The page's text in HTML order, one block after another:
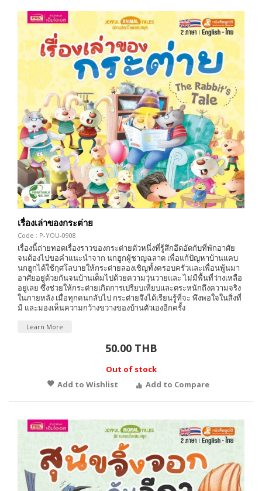
เรื่องเล่าของกระต่าย
Code : P-YOU-0908
เรื่องนี้ถ่ายทอดเรื่องราวของกระต่ายตัวหนึ่งที่รู้สึกอึดอัดกับที่พักอาศัย
จนต้องไปขอคำแนะนำจาก นกฮูกผู้ชาญฉลาด เพื่อแก้ปัญหาบ้านแคบ
นกฮูกได้ใช้กุศโลบายให้กระต่ายลองเชิญทั้งครอบครัวและเพื่อนพู้นมา
อาศัยอยู่ด้วยกันจนบ้านเต็มไปด้วยความวุ่นวายและ ไม่มีพื้นที่ว่างเหลือ
อยู่เลย ซึ่งช่วยให้กระต่ายเกิดการเปรียบเทียบและตระหนักถึงความจริง
ในภายหลัง เมื่อทุกคนกลับไป กระต่ายจึงได้เรียนรู้ที่จะ พึงพอใจในสิ่งที่
มี และมองเห็นความกว้างขวางของบ้านตัวเองอีกครั้ง
Learn More
50.00 THB
Out of stock
Add to Wishlist
Add to Compare